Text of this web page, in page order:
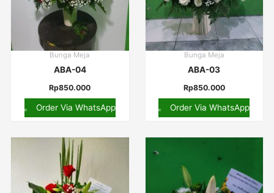
Bunga Meja
ABA-04
Rp850.000
Order Via WhatsApp
Bunga Meja
ABA-03
Rp850.000
Order Via WhatsApp